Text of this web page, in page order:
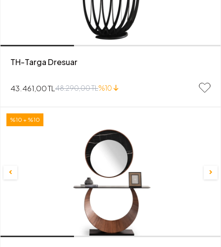
TH-Targa Dresuar
43.461,00 TL 48.290,00 TL%10
%10 + %10